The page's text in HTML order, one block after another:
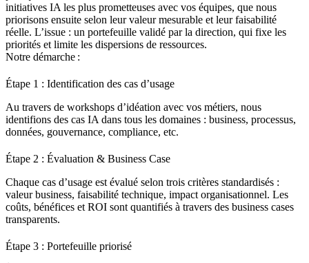
initiatives IA les plus prometteuses avec vos équipes, que nous
priorisons ensuite selon leur valeur mesurable et leur faisabilité
réelle. L’issue : un portefeuille validé par la direction, qui fixe les
priorités et limite les dispersions de ressources.
Notre démarche :
Étape 1 : Identification des cas d’usage
Au travers de workshops d’idéation avec vos métiers, nous
identifions des cas IA dans tous les domaines : business, processus,
données, gouvernance, compliance, etc.
Étape 2 : Évaluation & Business Case
Chaque cas d’usage est évalué selon trois critères standardisés :
valeur business, faisabilité technique, impact organisationnel. Les
coûts, bénéfices et ROI sont quantifiés à travers des business cases
transparents.
Étape 3 : Portefeuille priorisé